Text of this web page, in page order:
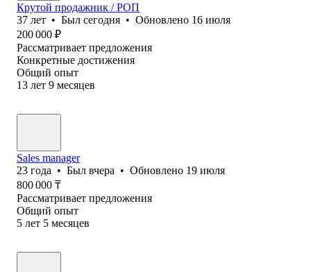
Крутой продажник / РОП
37 лет • Был сегодня • Обновлено 16 июля
200 000 ₽
Рассматривает предложения
Конкретные достижения
Общий опыт
13 лет 9 месяцев
Sales manager
23 года • Был вчера • Обновлено 19 июля
800 000 ₸
Рассматривает предложения
Общий опыт
5 лет 5 месяцев